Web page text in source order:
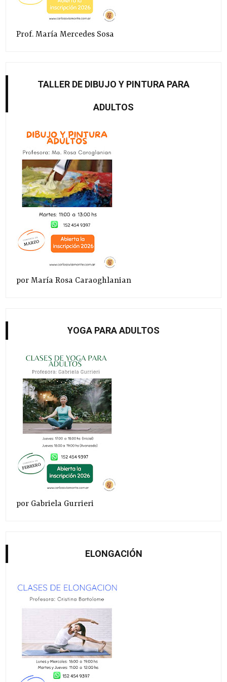
Prof. María Mercedes Sosa
TALLER DE DIBUJO Y PINTURA PARA
ADULTOS
por María Rosa Caraoghlanian
YOGA PARA ADULTOS
por Gabriela Gurrieri
ELONGACIÓN